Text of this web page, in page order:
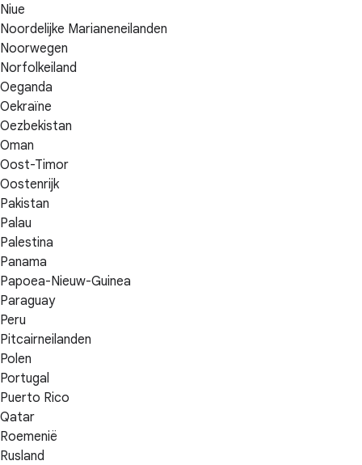
Niue
Noordelijke Marianeneilanden
Noorwegen
Norfolkeiland
Oeganda
Oekraïne
Oezbekistan
Oman
Oost-Timor
Oostenrijk
Pakistan
Palau
Palestina
Panama
Papoea-Nieuw-Guinea
Paraguay
Peru
Pitcairneilanden
Polen
Portugal
Puerto Rico
Qatar
Roemenië
Rusland